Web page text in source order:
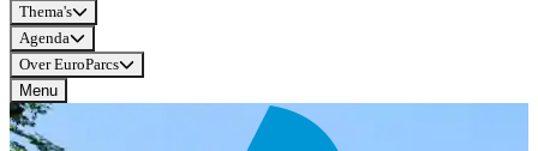
Thema's
Agenda
Over EuroParcs
Menu